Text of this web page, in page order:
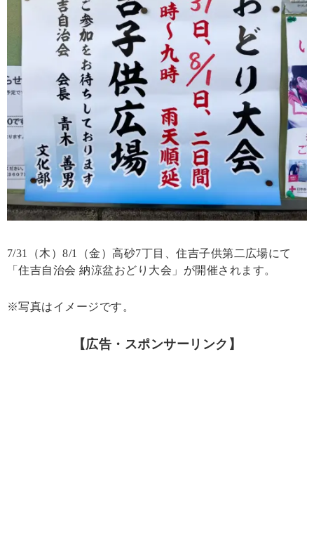
7/31（木）8/1（金）高砂7丁目、住吉子供第二広場にて
「住吉自治会 納涼盆おどり大会」が開催されます。
※写真はイメージです。
【広告・スポンサーリンク】